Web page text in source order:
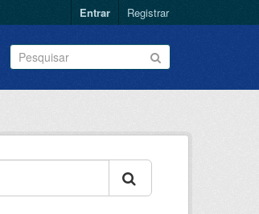
Entrar Registrar